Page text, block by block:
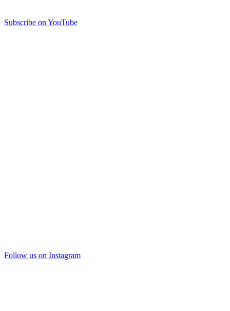
Subscribe on YouTube
Follow us on Instagram